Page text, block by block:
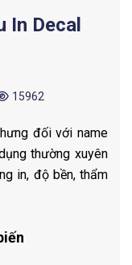
In Decal
15962
đối với name
thường xuyên
in, độ bền, thẩm